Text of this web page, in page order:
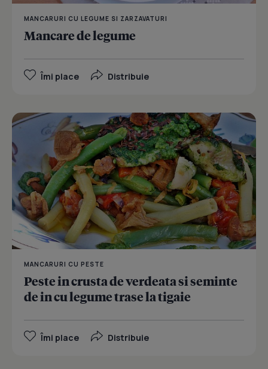
MANCARURI CU LEGUME SI ZARZAVATURI
Mancare de legume
Îmi place Distribuie
MANCARURI CU PESTE
Peste in crusta de verdeata si seminte
de in cu legume trase la tigaie
Îmi place Distribuie